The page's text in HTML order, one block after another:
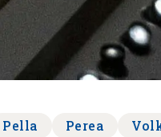
Pella Perea